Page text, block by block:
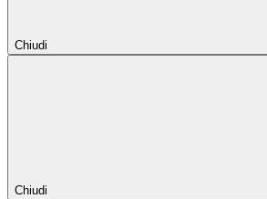
Chiudi
Chiudi